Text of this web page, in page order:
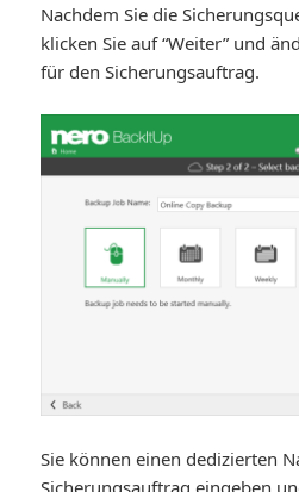
Nachdem Sie die
klicken Sie auf “Weiter” und
für den Sicherungsauftrag.
Sie können einen dedizierten
Sicherungsauftrag eingeben